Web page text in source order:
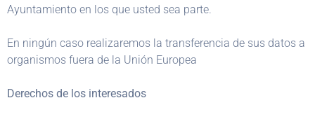
Ayuntamiento en los que usted sea parte.
En ningún caso realizaremos la transferencia de sus datos a
organismos fuera de la Unión Europea
Derechos de los interesados